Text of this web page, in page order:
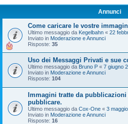
Annunci
Come caricare le vostre
Ultimo messaggio da Kegelbahn « 22
Inviato in Moderazione e Annunci
Risposte: 35
Uso dei Messaggi Privati e sue
Ultimo messaggio da Bruno P « 7 giugno
Inviato in Moderazione e Annunci
Risposte: 104
Immagini tratte da
pubblicare.
Ultimo messaggio da Cox-One « 3
Inviato in Moderazione e Annunci
Risposte: 16